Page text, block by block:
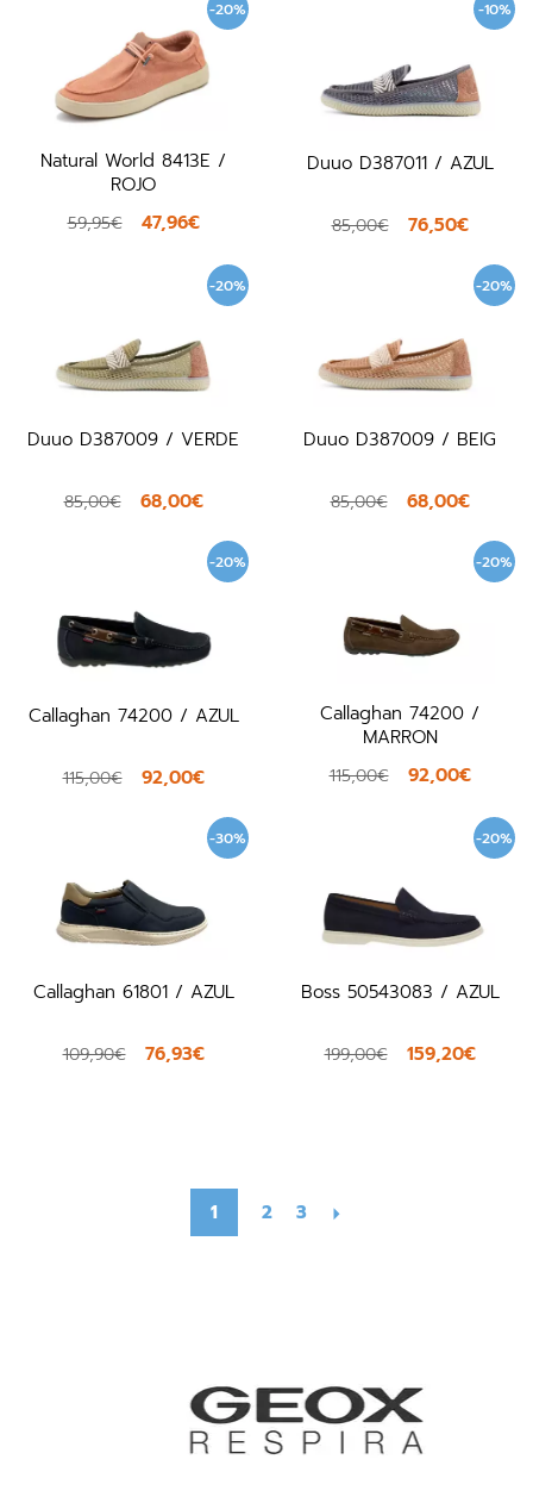
-20%
Natural World 8413E /
ROJO
59,95€ 47,96€
-10%
Duuo D387011 / AZUL
85,00€ 76,50€
-20%
Duuo D387009 / VERDE
85,00€ 68,00€
-20%
Duuo D387009 / BEIG
85,00€ 68,00€
-20%
Callaghan 74200 / AZUL
115,00€ 92,00€
-20%
Callaghan 74200 /
MARRON
115,00€ 92,00€
-30%
Callaghan 61801 / AZUL
109,90€ 76,93€
-20%
Boss 50543083 / AZUL
199,00€ 159,20€
1 2 3